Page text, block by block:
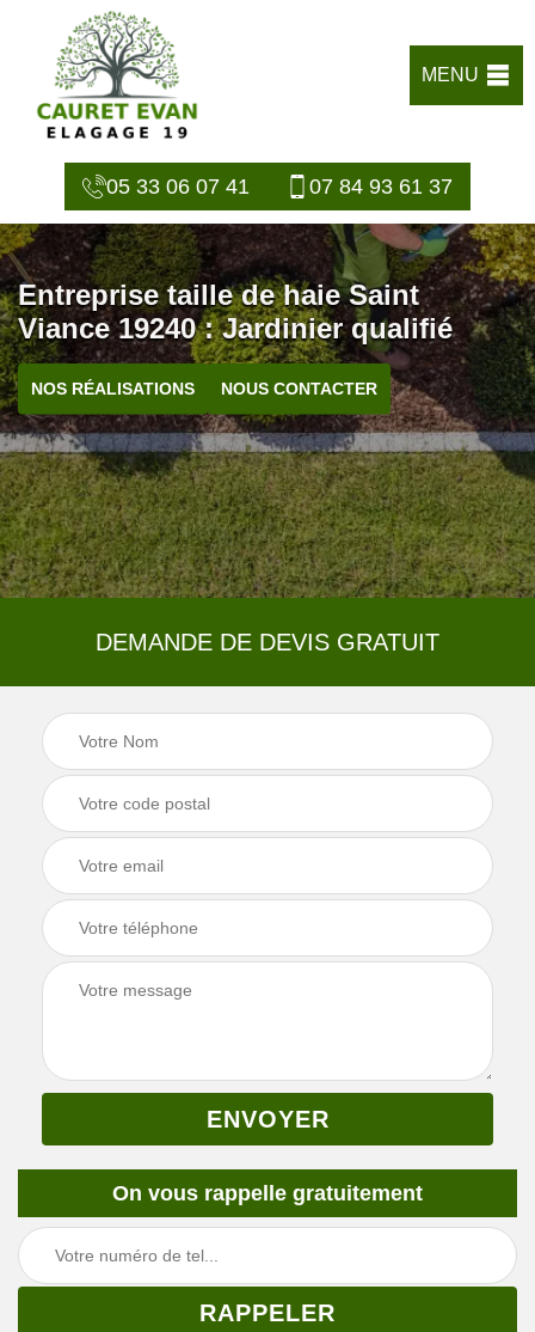
MENU
05 33 06 07 41 07 84 93 61 37
Entreprise taille de haie Saint
Viance 19240 : Jardinier qualifié
NOS RÉALISATIONS NOUS CONTACTER
DEMANDE DE DEVIS GRATUIT
On vous rappelle gratuitement